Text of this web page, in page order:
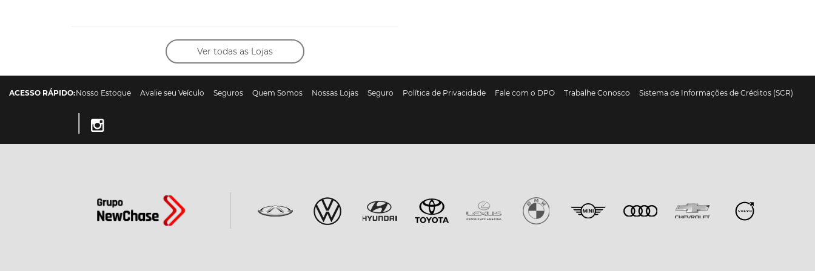
Ver todas as Lojas
ACESSO RÁPIDO:Nosso Estoque Avalie seu Veículo Seguros Quem Somos Nossas Lojas Seguro Política de Privacidade Fale com o DPO Trabalhe Conosco Sistema de Informações de Créditos (SCR)